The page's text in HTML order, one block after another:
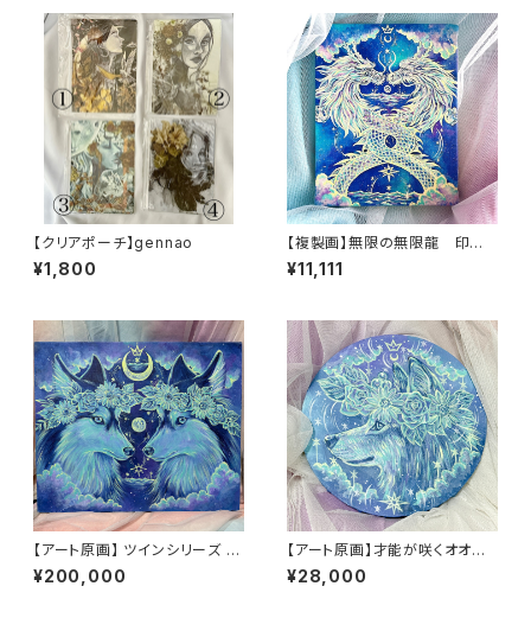
【クリアポーチ】gennao
¥1,800
【複製画】無限の無限龍 印
刷 可能性を広げる 木製パネ
ル 14cm×18cm
¥11,111
【アート原画】 ツインシリーズ ハ
スキー 1点もの アクリル画
¥200,000
【アート原画】才能が咲くオオカ
ミ 一点物 アクリル画 絵画 木製
キャンバス 20cm
¥28,000